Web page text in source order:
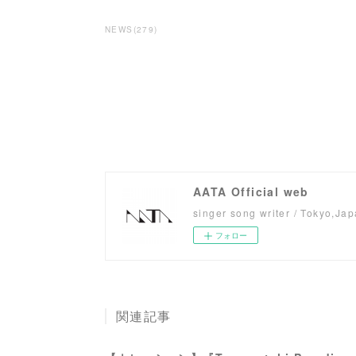
NEWS (279)
AATA Official web
singer song writer /
フォロー
関連記事